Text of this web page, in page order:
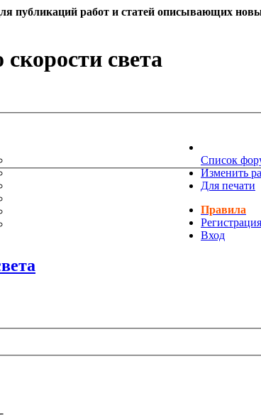
публикаций работ и статей описывающих
света
ПОЖЕЛАНИЯ
НОВОСТИ
Список
Изменить
Для печати
Правила
Регистрация
Вход